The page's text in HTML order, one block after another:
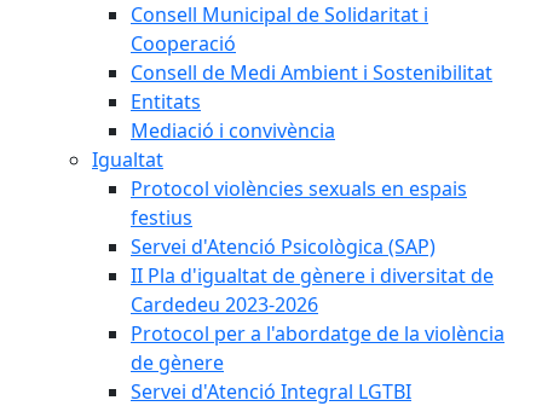
Consell Municipal de Solidaritat i
Cooperació
Consell de Medi Ambient i Sostenibilitat
Entitats
Mediació i convivència
Igualtat
Protocol violències sexuals en espais
festius
Servei d'Atenció Psicològica (SAP)
II Pla d'igualtat de gènere i diversitat de
Cardedeu 2023-2026
Protocol per a l'abordatge de la violència
de gènere
Servei d'Atenció Integral LGTBI